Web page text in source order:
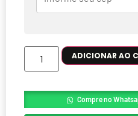
ADICIONAR AO
Compre no